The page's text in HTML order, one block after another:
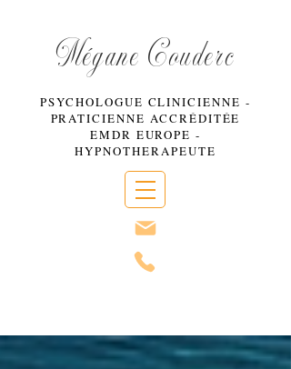
Mégane Couderc
PSYCHOLOGUE CLINICIENNE -
PRATICIENNE ACCRÉDITÉE
EMDR EUROPE -
HYPNOTHERAPEUTE